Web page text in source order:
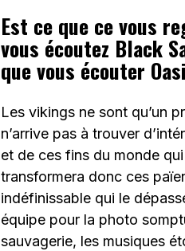
Est ce que ce vous
vous écoutez Black
que vous écouter
Les vikings ne sont qu’un
n’arrive pas à trouver
et de ces fins du monde
transformera donc ces
indéfinissable qui le
équipe pour la photo
sauvagerie, les musiques